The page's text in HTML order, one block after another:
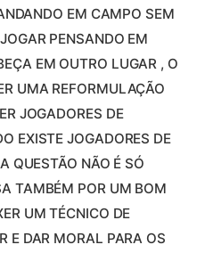
EM CAMPO SEM
PENSANDO EM
EM OUTRO LUGAR , O
UMA REFORMULAÇÃO
JOGADORES DE
EXISTE JOGADORES DE
QUESTÃO NÃO É SÓ
TAMBÉM POR UM BOM
UM TÉCNICO DE
E DAR MORAL PARA OS